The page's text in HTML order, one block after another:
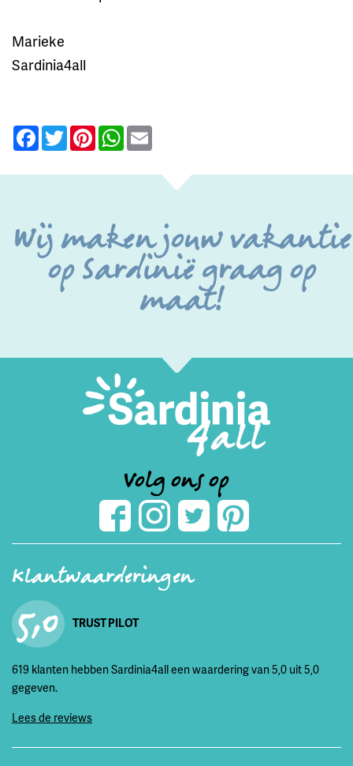
Marieke
Sardinia4all
Facebook
TwitterPinterestWhatsApp
Wij maken jouw vakantie
op Sardinië graag op
maat!
Volg ons op
Klantwaarderingen
5,0 TRUST PILOT
619 klanten hebben Sardinia4all een waardering van 5,0 uit 5,0
gegeven.
Lees de reviews